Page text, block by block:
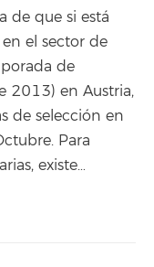
de que si está
el sector de
de
2013) en Austria,
de selección en
Para
existe…